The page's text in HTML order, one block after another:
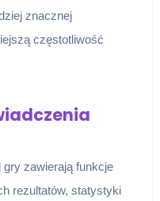
znacznej
częstotliwość
gry zawierają funkcje
rezultatów, statystyki